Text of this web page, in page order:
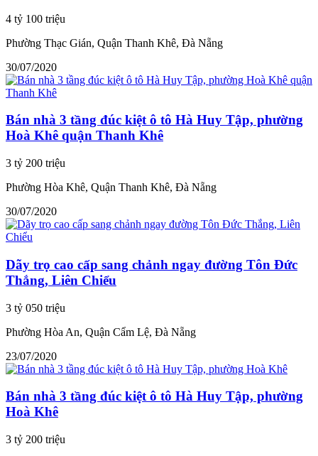
4 tỷ 100 triệu
Phường Thạc Gián, Quận Thanh Khê, Đà Nẵng
30/07/2020
Bán nhà 3 tầng đúc kiệt ô tô Hà Huy Tập, phường
Hoà Khê quận Thanh Khê
3 tỷ 200 triệu
Phường Hòa Khê, Quận Thanh Khê, Đà Nẵng
30/07/2020
Dãy trọ cao cấp sang chảnh ngay đường Tôn Đức
Thắng, Liên Chiểu
3 tỷ 050 triệu
Phường Hòa An, Quận Cẩm Lệ, Đà Nẵng
23/07/2020
Bán nhà 3 tầng đúc kiệt ô tô Hà Huy Tập, phường
Hoà Khê
3 tỷ 200 triệu